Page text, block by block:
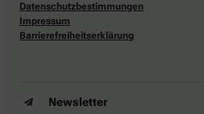
Datenschutzbestimmungen
Impressum
Barrierefreiheitserklärung
Newsletter